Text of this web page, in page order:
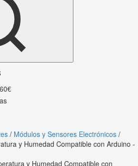
/ Módulos y Sensores Electrónicos /
y Humedad Compatible con Arduino -